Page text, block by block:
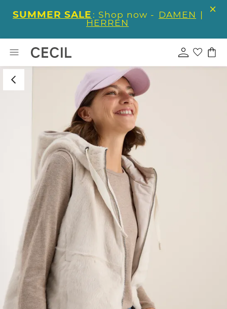
SUMMER SALE : Shop now - DAMEN |
HERREN